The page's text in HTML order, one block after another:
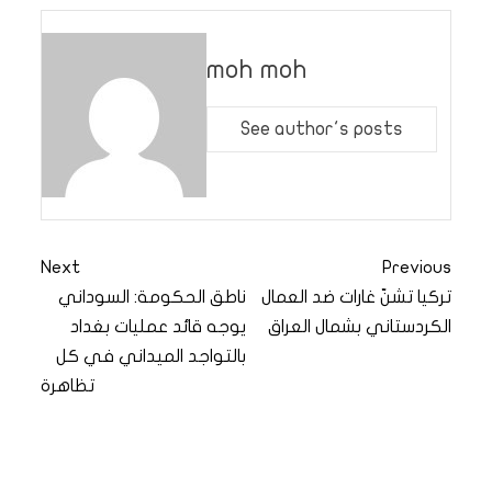
moh moh
See author's posts
Previous
تركيا تشنّ غارات ضد العمال
الكردستاني بشمال العراق
Next
ناطق الحكومة: السوداني
يوجه قائد عمليات بغداد
بالتواجد الميداني في كل
تظاهرة